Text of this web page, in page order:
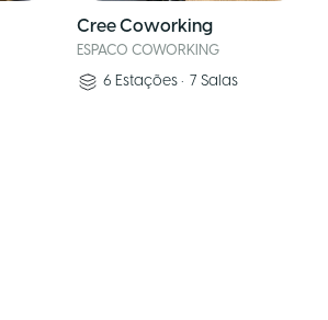
Cree Coworking
ESPACO COWORKING
6 Estações• 7 Salas